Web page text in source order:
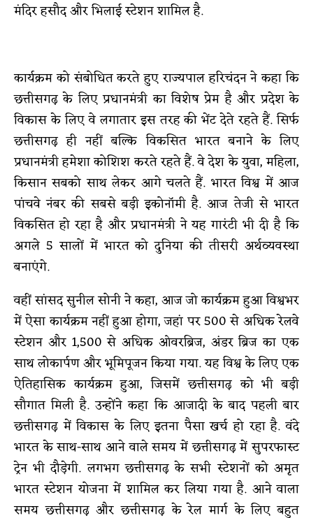
मंदिर हसौद और भिलाई स्टेशन शामिल है.
कार्यक्रम को संबोधित करते हुए राज्यपाल हरिचंदन ने कहा कि
छत्तीसगढ़ के लिए प्रधानमंत्री का विशेष प्रेम है और प्रदेश के
विकास के लिए वे लगातार इस तरह की भेंट देते रहते हैं. सिर्फ
छत्तीसगढ़ ही नहीं बल्कि विकसित भारत बनाने के लिए
प्रधानमंत्री हमेशा कोशिश करते रहते हैं. वे देश के युवा, महिला,
किसान सबको साथ लेकर आगे चलते हैं. भारत विश्व में आज
पांचवे नंबर की सबसे बड़ी इकोनॉमी है. आज तेजी से भारत
विकसित हो रहा है और प्रधानमंत्री ने यह गारंटी भी दी है कि
अगले 5 सालों में भारत को दुनिया की तीसरी अर्थव्यवस्था
बनाएंगे.
वहीं सांसद सुनील सोनी ने कहा, आज जो कार्यक्रम हुआ विश्वभर
में ऐसा कार्यक्रम नहीं हुआ होगा, जहां पर 500 से अधिक रेलवे
स्टेशन और 1,500 से अधिक ओवरब्रिज, अंडर ब्रिज का एक
साथ लोकार्पण और भूमिपूजन किया गया. यह विश्व के लिए एक
ऐतिहासिक कार्यक्रम हुआ, जिसमें छत्तीसगढ़ को भी बड़ी
सौगात मिली है. उन्होंने कहा कि आजादी के बाद पहली बार
छत्तीसगढ़ में विकास के लिए इतना पैसा खर्च हो रहा है. वंदे
भारत के साथ-साथ आने वाले समय में छत्तीसगढ़ में सुपरफास्ट
ट्रेन भी दौड़ेगी. लगभग छत्तीसगढ़ के सभी स्टेशनों को अमृत
भारत स्टेशन योजना में शामिल कर लिया गया है. आने वाला
समय छत्तीसगढ़ और छत्तीसगढ़ के रेल मार्ग के लिए बहुत